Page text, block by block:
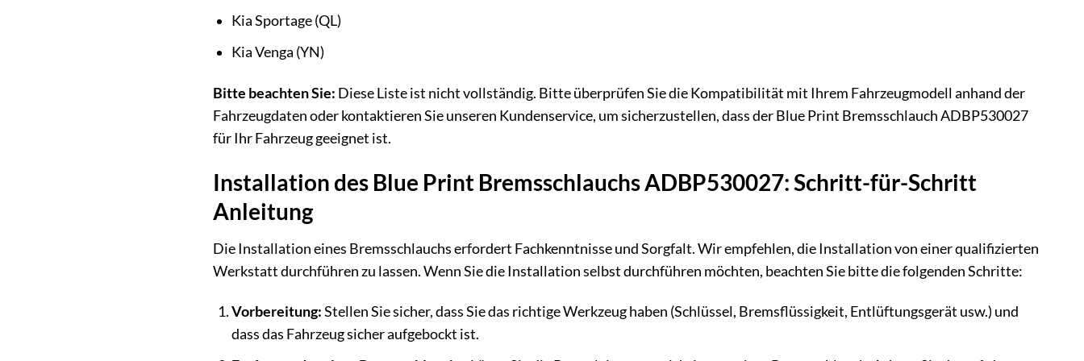
Kia Sportage (QL)
Kia Venga (YN)
Bitte beachten Sie: Diese Liste ist nicht vollständig. Bitte überprüfen Sie die Kompatibilität mit Ihrem Fahrzeugmodell anhand der
Fahrzeugdaten oder kontaktieren Sie unseren Kundenservice, um sicherzustellen, dass der Blue Print Bremsschlauch ADBP530027
für Ihr Fahrzeug geeignet ist.
Installation des Blue Print Bremsschlauchs ADBP530027: Schritt-für-Schritt
Anleitung
Die Installation eines Bremsschlauchs erfordert Fachkenntnisse und Sorgfalt. Wir empfehlen, die Installation von einer qualifizierten
Werkstatt durchführen zu lassen. Wenn Sie die Installation selbst durchführen möchten, beachten Sie bitte die folgenden Schritte:
Vorbereitung:Stellen Sie sicher, dass Sie das richtige Werkzeug haben (Schlüssel, Bremsflüssigkeit, Entlüftungsgerät usw.) und
dass das Fahrzeug sicher aufgebockt ist.